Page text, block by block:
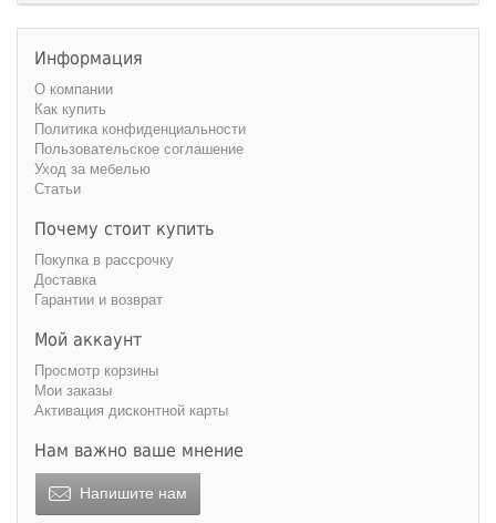
Высота:
Информация
О компании
Как купить
Политика конфиденциальности
Пользовательское соглашение
Уход за мебелью
Статьи
Почему стоит купить
Покупка в рассрочку
Доставка
Гарантии и возврат
Мой аккаунт
Просмотр корзины
Мои заказы
Активация дисконтной карты
Нам важно ваше мнение
Напишите нам